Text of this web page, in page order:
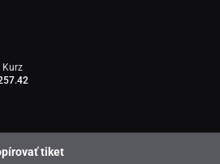
Kurz
tiket